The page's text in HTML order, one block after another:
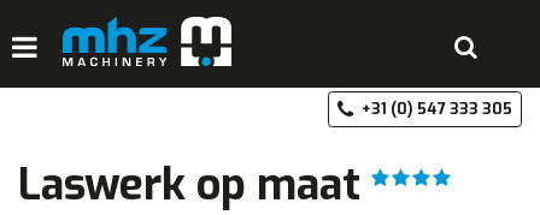
DISCIPLINES
Laswerk op maat